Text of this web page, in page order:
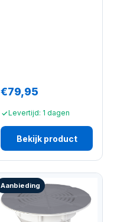
€79,95
Levertijd: 1 dagen
Bekijk product
Aanbieding